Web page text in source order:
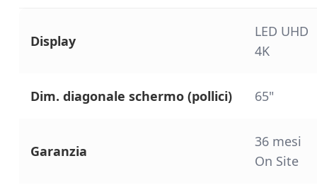
Display
LED UHD
4K
Dim. diagonale schermo (pollici) 65"
Garanzia
36 mesi
On Site